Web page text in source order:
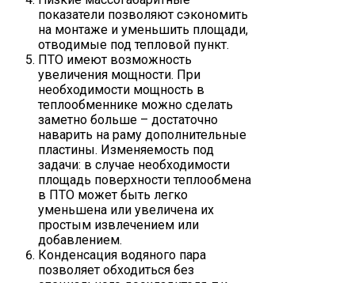
показатели позволяют сэкономить
на монтаже и уменьшить площади,
отводимые под тепловой пункт.
ПТО имеют возможность
увеличения мощности. При
необходимости мощность в
теплообменнике можно сделать
заметно больше – достаточно
наварить на раму дополнительные
пластины. Изменяемость под
задачи: в случае необходимости
площадь поверхности теплообмена
в ПТО может быть легко
уменьшена или увеличена их
простым извлечением или
добавлением.
Конденсация водяного пара
позволяет обходиться без